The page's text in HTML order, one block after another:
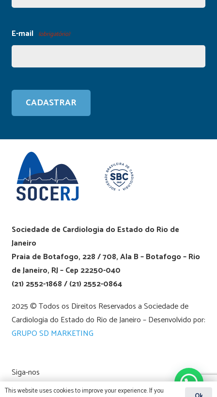
E-mail (obrigatório)
Sociedade de Cardiologia do Estado do Rio de
Janeiro
Praia de Botafogo, 228 / 708, Ala B – Botafogo – Rio
de Janeiro, RJ – Cep 22250-040
(21) 2552-1868 / (21) 2552-0864
2025 © Todos os Direitos Reservados a Sociedade de
Cardiologia do Estado do Rio de Janeiro – Desenvolvido por:
GRUPO SD MARKETING
Siga-nos
This website uses cookies to improve your experience. If you